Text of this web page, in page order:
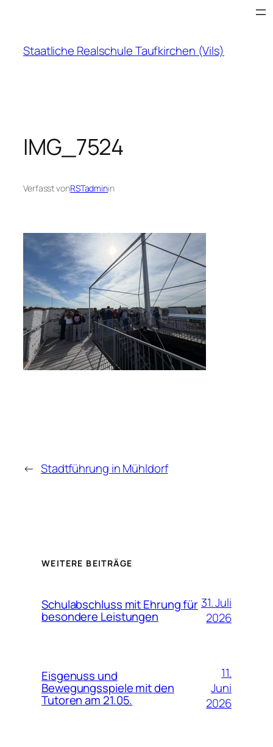
Staatliche Realschule Taufkirchen (Vils)
IMG_7524
Verfasst vonRSTadminin
← Stadtführung in Mühldorf
WEITERE BEITRÄGE
Schulabschluss mit Ehrung für
besondere Leistungen
31. Juli
2026
Eisgenuss und
Bewegungsspiele mit den
Tutoren am 21.05.
11.
Juni
2026